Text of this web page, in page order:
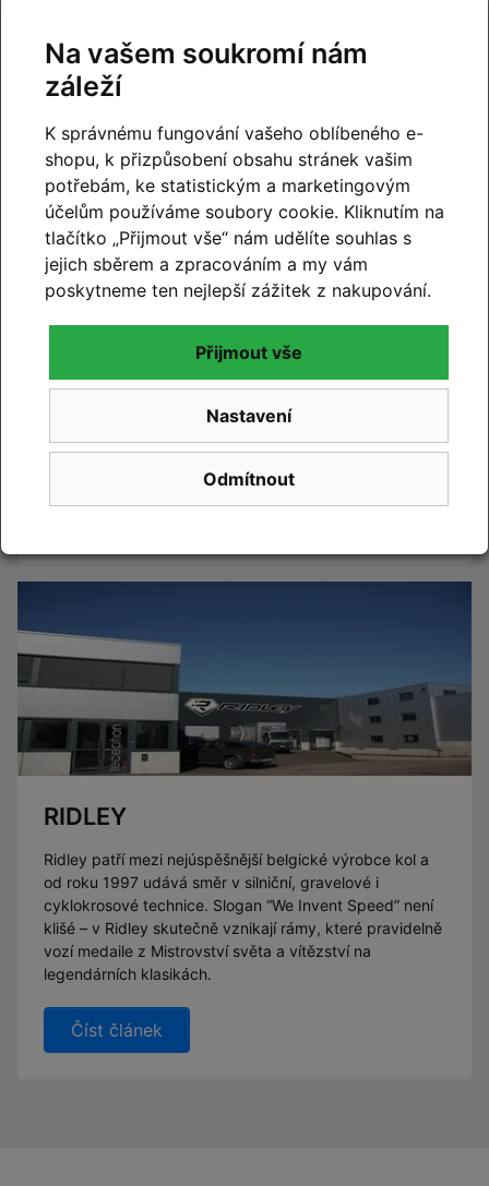
CUBE 2027
novou kolekci.
RIDLEY
Ridley patří mezi nejúspěšnější belgické výrobce kol a
od roku 1997 udává směr v silniční, gravelové i
cyklokrosové technice. Slogan “We Invent Speed” není
klišé – v Ridley skutečně vznikají rámy, které pravidelně
vozí medaile z Mistrovství světa a vítězství na
legendárních klasikách.
Číst článek
Na vašem soukromí nám
záleží
K správnému fungování vašeho oblíbeného e-
shopu, k přizpůsobení obsahu stránek vašim
potřebám, ke statistickým a marketingovým
účelům používáme soubory cookie. Kliknutím na
tlačítko „Přijmout vše“ nám udělíte souhlas s
jejich sběrem a zpracováním a my vám
poskytneme ten nejlepší zážitek z nakupování.
Odmítnout
Nastavení
Přijmout vše